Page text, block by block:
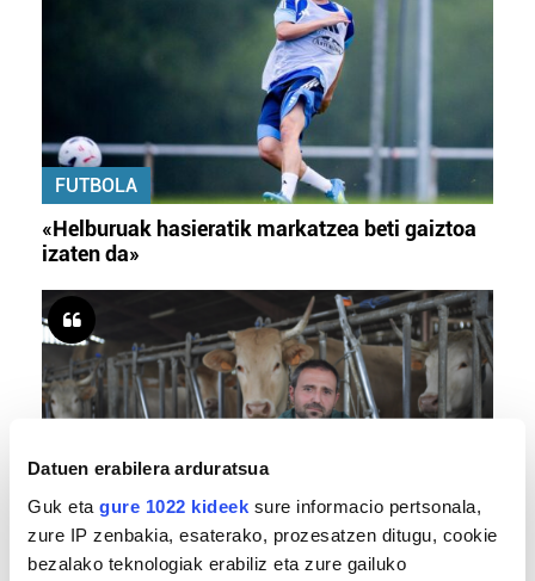
Datuen erabilera arduratsua
Guk eta gure 1022 kideek sure informacio pertsonala,
zure IP zenbakia, esaterako, prozesatzen ditugu, cookie
bezalako teknologiak erabiliz eta zure gailuko
FUTBOLA
«Helburuak hasieratik markatzea beti gaiztoa
izaten da»
BERO BOLADA